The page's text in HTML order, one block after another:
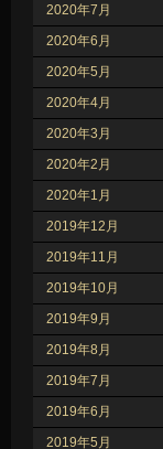
2020年7月
2020年6月
2020年5月
2020年4月
2020年3月
2020年2月
2020年1月
2019年12月
2019年11月
2019年10月
2019年9月
2019年8月
2019年7月
2019年6月
2019年5月